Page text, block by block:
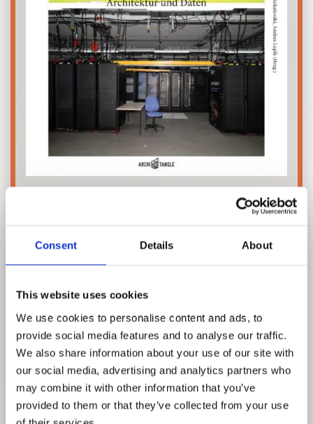
Consent Details About
This website uses cookies
We use cookies to personalise content and ads, to
provide social media features and to analyse our traffic.
We also share information about your use of our site with
our social media, advertising and analytics partners who
may combine it with other information that you’ve
provided to them or that they’ve collected from your use
herausgegeben von Cara Hähl-Pfeifer, Damjan
Kokalevski und Andres Lepik und veröffentlicht von
Zum Katalog
PODCASTS